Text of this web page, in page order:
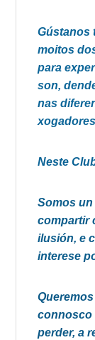
Gústanos
moitos
para
son,
nas
Neste
Somos
compartir
ilusión, e
interese
connosco
perder, a